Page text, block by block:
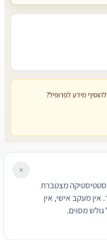
מידע לפרופיל?
קשר נגישותפרטיות
מצטברת
מעקב אישי, אין
גולש מסוים.
×